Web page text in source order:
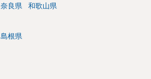
奈良県 和歌山県
島根県